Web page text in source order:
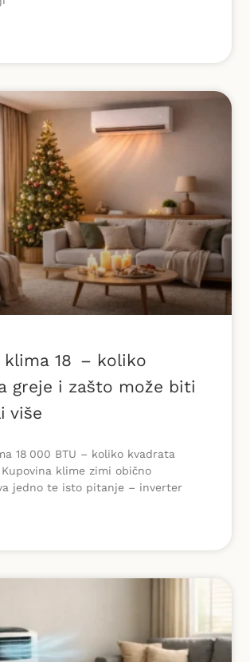
klima 18 – koliko
greje i zašto može biti
više
18 000 BTU – koliko kvadrata
klime zimi obično
jedno te isto pitanje – inverter